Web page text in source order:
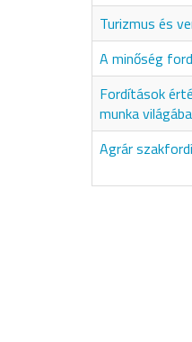
Turizmus és
A minőség
Fordítások
munka
Agrár